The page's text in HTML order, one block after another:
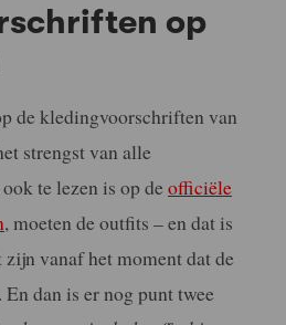
op
de kledingvoorschriften van
strengst van alle
te lezen is op de officiële
, moeten de outfits – en dat is
vanaf het moment dat de
dan is er nog punt twee